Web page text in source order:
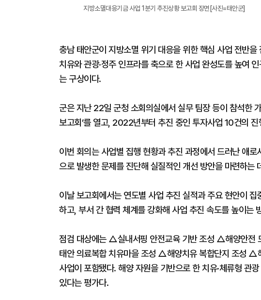
지방소멸대응기금 사업 1분기 추진상황 보고회 장면[사진=태안군]
충남 태안군이 지방소멸 위기 대응을 위한 핵심 사업 전반
치유와 관광·정주 인프라를 축으로 한 사업 완성도를 높여
는 구상이다.
군은 지난 22일 군청 소회의실에서 실무 팀장 등이 참석한
보고회’를 열고, 2022년부터 추진 중인 투자사업 10건의
이번 회의는 사업별 집행 현황과 추진 과정에서 드러난 애
으로 발생한 문제를 진단해 실질적인 개선 방안을 마련하는
이날 보고회에서는 연도별 사업 추진 실적과 주요 현안이
하고, 부서 간 협력 체계를 강화해 사업 추진 속도를 높이는
점검 대상에는 △실내서핑 안전교육 기반 조성 △해양안
태안 의료복합 치유마을 조성 △해양치유 복합단지 조성 △
사업이 포함됐다. 해양 자원을 기반으로 한 치유·체류형 관
있다는 평가다.